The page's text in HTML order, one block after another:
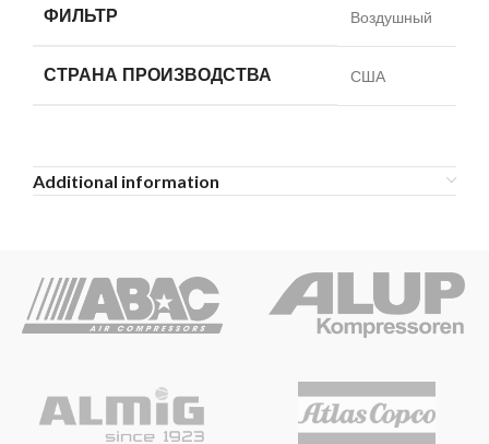
ФИЛЬТР Воздушный
СТРАНА ПРОИЗВОДСТВА США
Additional information